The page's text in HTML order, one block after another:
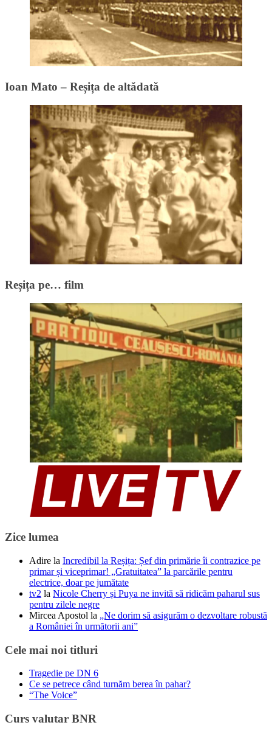
Ioan Mato – Reșița de altădată
Reșița pe… film
Zice lumea
Adire la Incredibil la Reșița: Șef din primărie îi contrazice pe
primar și viceprimar! „Gratuitatea” la parcările pentru
electrice, doar pe jumătate
tv2 la Nicole Cherry și Puya ne invită să ridicăm paharul sus
pentru zilele negre
Mircea Apostol la „Ne dorim să asigurăm o dezvoltare robustă
a României în următorii ani”
Cele mai noi titluri
Tragedie pe DN 6
Ce se petrece când turnăm berea în pahar?
“The Voice”
Curs valutar BNR